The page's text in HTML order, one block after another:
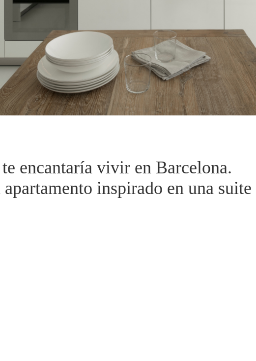
encantaría vivir en Barcelona.
apartamento inspirado en una